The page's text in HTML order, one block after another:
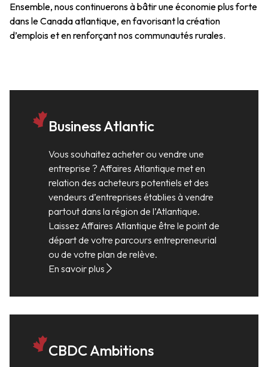
Ensemble, nous continuerons à bâtir une économie plus forte
dans le Canada atlantique, en favorisant la création
d’emplois et en renforçant nos communautés rurales.
Business Atlantic
Vous souhaitez acheter ou vendre une
entreprise ? Affaires Atlantique met en
relation des acheteurs potentiels et des
vendeurs d’entreprises établies à vendre
partout dans la région de l’Atlantique.
Laissez Affaires Atlantique être le point de
départ de votre parcours entrepreneurial
ou de votre plan de relève.
En savoir plus
CBDC Ambitions